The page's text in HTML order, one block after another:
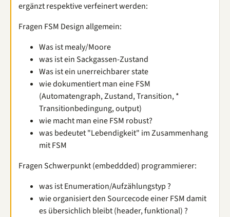
ergänzt respektive verfeinert werden:
Fragen FSM Design allgemein:
Was ist mealy/Moore
was ist ein Sackgassen-Zustand
Was ist ein unerreichbarer state
wie dokumentiert man eine FSM
(Automatengraph, Zustand, Transition, *
Transitionbedingung, output)
wie macht man eine FSM robust?
was bedeutet "Lebendigkeit" im Zusammenhang
mit FSM
Fragen Schwerpunkt (embeddded) programmierer:
was ist Enumeration/Aufzählungstyp ?
wie organisiert den Sourcecode einer FSM damit
es übersichlich bleibt (header, funktional) ?